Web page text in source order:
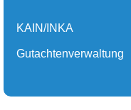
KAIN/INKA
Gutachtenverwaltung